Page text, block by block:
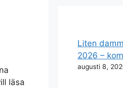
läsa
Liten
2026 –
augusti 8,